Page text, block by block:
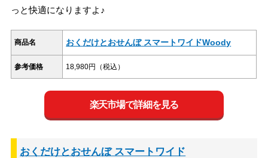
っと快適になりますよ♪
商品名 おくだけとおせんぼ スマートワイドWoody
参考価格 18,980円（税込）
楽天市場で詳細を見る
おくだけとおせんぼ スマートワイド